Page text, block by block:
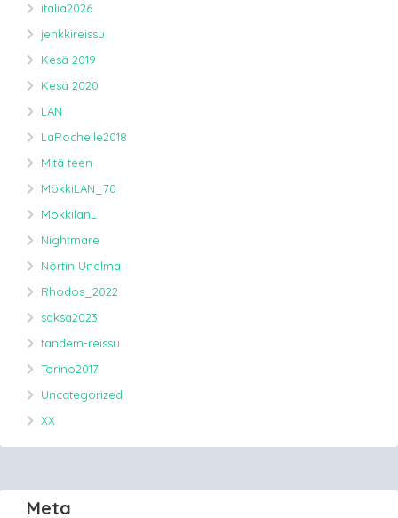
italia2026
jenkkireissu
Kesä 2019
Kesä 2020
LAN
LaRochelle2018
Mitä teen
MökkiLAN_70
MokkilanL
Nightmare
Nörtin Unelma
Rhodos_2022
saksa2023
tandem-reissu
Torino2017
Uncategorized
XX
Meta